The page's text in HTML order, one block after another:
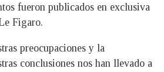
fueron publicados en exclusiva
Figaro.
preocupaciones y la
conclusiones nos han llevado a